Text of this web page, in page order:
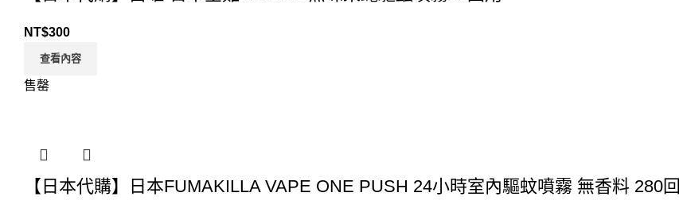
NT$300
查看內容
售罄
【日本代購】日本FUMAKILLA VAPE ONE PUSH 24小時室內驅蚊噴霧 無香料 280回